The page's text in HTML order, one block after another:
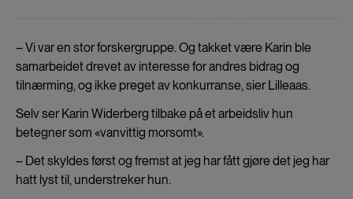
– Vi var en stor forskergruppe. Og takket være Karin ble
samarbeidet drevet av interesse for andres bidrag og
tilnærming, og ikke preget av konkurranse, sier Lilleaas.
Selv ser Karin Widerberg tilbake på et arbeidsliv hun
betegner som «vanvittig morsomt».
– Det skyldes først og fremst at jeg har fått gjøre det jeg har
hatt lyst til, understreker hun.